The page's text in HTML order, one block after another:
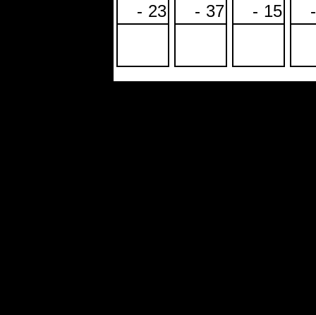
- 23
- 37
- 15 -